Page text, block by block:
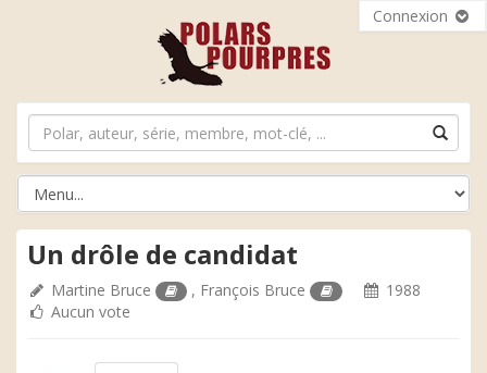
Connexion
Un drôle de candidat
Martine Bruce , François Bruce
1988
Aucun vote